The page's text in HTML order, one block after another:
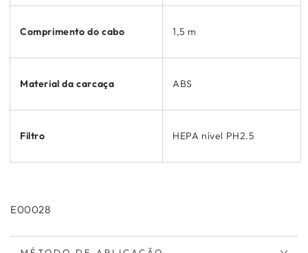
Comprimento do cabo 1,5 m
Material da carcaça ABS
Filtro HEPA nível PH2.5
E00028